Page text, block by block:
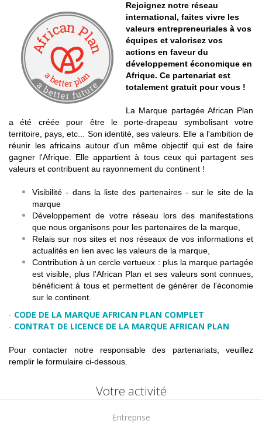
Rejoignez notre réseau
international, faites vivre les
valeurs entrepreneuriales à vos
équipes et valorisez vos
actions en faveur du
développement économique en
Afrique. Ce partenariat est
totalement gratuit pour vous !
La Marque partagée African Plan
a été créée pour être le porte-drapeau symbolisant votre
territoire, pays, etc... Son identité, ses valeurs. Elle a l'ambition de
réunir les africains autour d'un même objectif qui est de faire
gagner l'Afrique. Elle appartient à tous ceux qui partagent ses
valeurs et contribuent au rayonnement du continent !
Visibilité - dans la liste des partenaires - sur le site de la
marque
Développement de votre réseau lors des manifestations
que nous organisons pour les partenaires de la marque,
Relais sur nos sites et nos réseaux de vos informations et
actualités en lien avec les valeurs de la marque,
Contribution à un cercle vertueux : plus la marque partagée
est visible, plus l'African Plan et ses valeurs sont connues,
bénéficient à tous et permettent de générer de l'économie
sur le continent.
- CODE DE LA MARQUE AFRICAN PLAN COMPLET
- CONTRAT DE LICENCE DE LA MARQUE AFRICAN PLAN
Pour contacter notre responsable des partenariats, veuillez
remplir le formulaire ci-dessous.
Votre activité
Entreprise